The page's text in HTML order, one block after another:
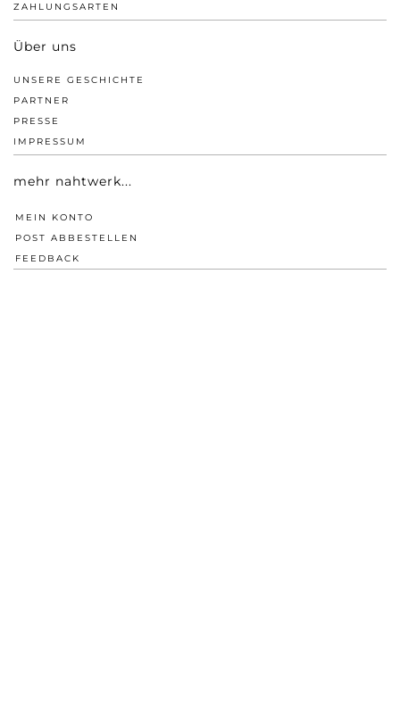
ZAHLUNGSARTEN
Über uns
UNSERE GESCHICHTE
PARTNER
PRESSE
IMPRESSUM
mehr nahtwerk...
MEIN KONTO
POST ABBESTELLEN
FEEDBACK